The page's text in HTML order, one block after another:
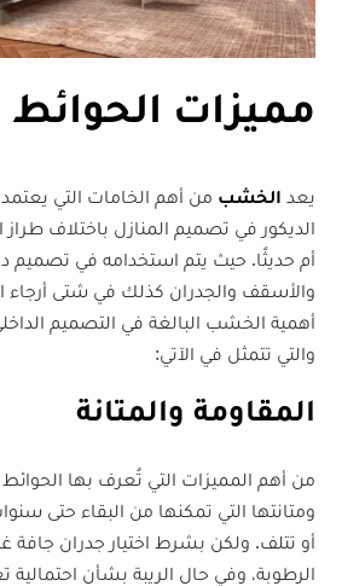
مميزات
يعد الخشب من أهم الخامات التي
الديكور في تصميم المنازل باختلاف طراز
أم حديثًا. حيث يتم استخدامه في تصميم
والأسقف والجدران كذلك في شتى أرجاء
أهمية الخشب البالغة في التصميم
والتي تتمثل في الآتي:
المقاومة والمتانة
من أهم المميزات التي تُعرف بها
ومتانتها التي تمكنها من البقاء حتى
أو تتلف. ولكن بشرط اختيار جدران جافة
الرطوبة، وفي حال الريبة بشأن